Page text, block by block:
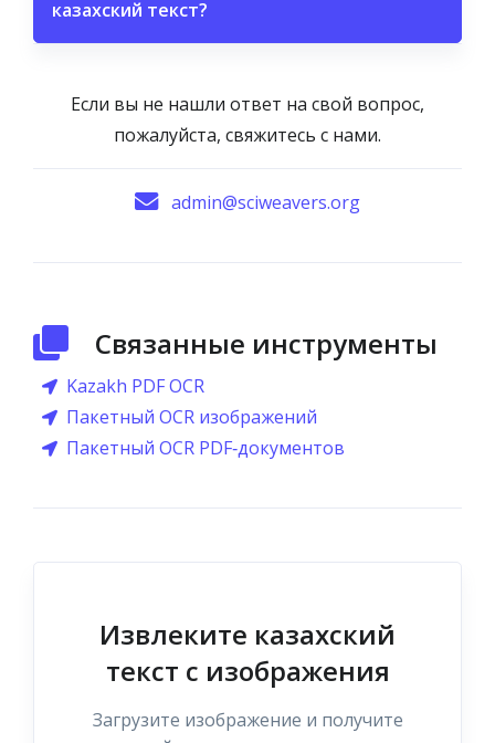
казахский текст?
Если вы не нашли ответ на свой вопрос,
пожалуйста, свяжитесь с нами.
admin@sciweavers.org
Связанные инструменты
Kazakh PDF OCR
Пакетный OCR изображений
Пакетный OCR PDF‑документов
Извлеките казахский
текст с изображения
Загрузите изображение и получите